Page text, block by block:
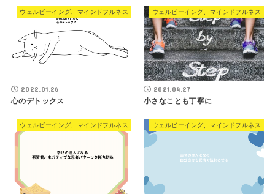
ウェルビーイング、マインドフルネス
2022.01.26
心のデトックス
ウェルビーイング、マインドフルネス
2021.04.27
小さなことも丁寧に
ウェルビーイング、マインドフルネス ウェルビーイング、マインドフルネス